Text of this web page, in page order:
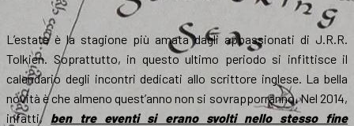
L’estate è la stagione più amata dagli appassionati di J.R.R.
Tolkien. Soprattutto, in questo ultimo periodo si infittisce il
calendario degli incontri dedicati allo scrittore inglese. La bella
novità è che almeno quest’anno non si sovrapporranno. Nel 2014,
infatti, ben tre eventi si erano svolti nello stesso fine